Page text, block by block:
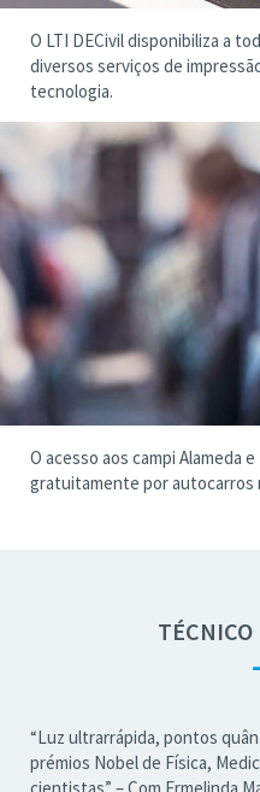
O LTI DECivil disponibiliza a
diversos serviços de
tecnologia.
O acesso aos campi Alameda
gratuitamente por autocarros
“Luz ultrarrápida, pontos
prémios Nobel de Física,